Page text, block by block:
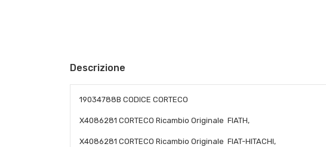
Descrizione
19034788B CODICE CORTECO
X4086281 CORTECO Ricambio Originale FIATH,
X4086281 CORTECO Ricambio Originale FIAT-HITACHI,